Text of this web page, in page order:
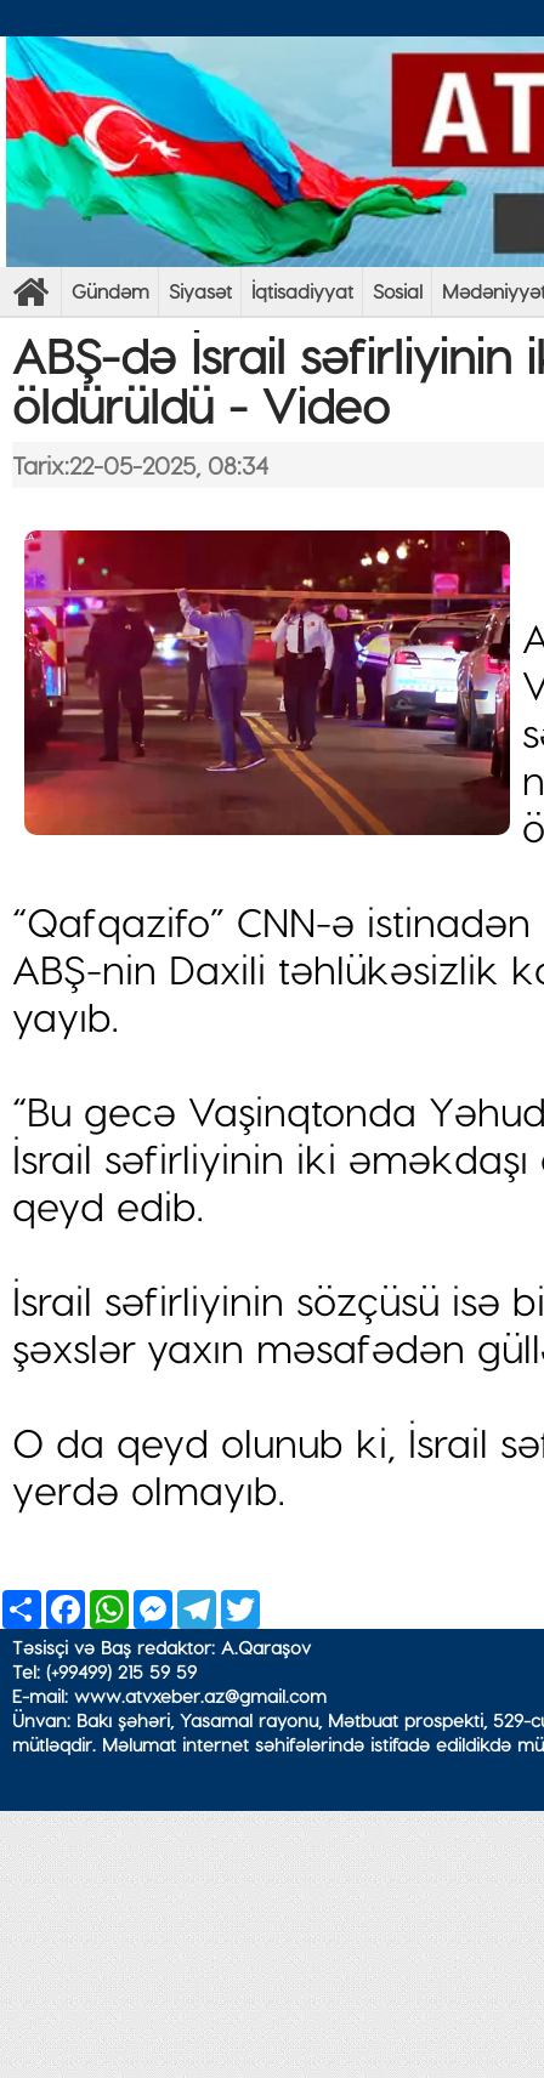
Gündəm Siyasət İqtisadiyyat Sosial
ABŞ-də İsrail səfirliyinin
öldürüldü - Video
Tarix:22-05-2025, 08:34
“Qafqazifo” CNN-ə
ABŞ-nin Daxili təhlükəsizlik
yayıb.
“Bu gecə Vaşinqtonda
İsrail səfirliyinin iki
qeyd edib.
İsrail səfirliyinin sözçüsü isə
şəxslər yaxın məsafədən
O da qeyd olunub ki, İsrail
yerdə olmayıb.
ShareFacebookWhatsApp
Messenger
Telegram
Təsisçi və Baş redaktor: A.Qaraşov
Tel: (+99499) 215 59 59
E-mail: www.atvxeber.az@gmail.com
Ünvan: Bakı şəhəri, Yasamal rayonu, Mətbuat prospekti,
mütləqdir. Məlumat internet səhifələrində istifadə edildikdə